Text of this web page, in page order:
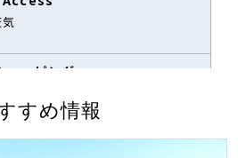
すめ情報